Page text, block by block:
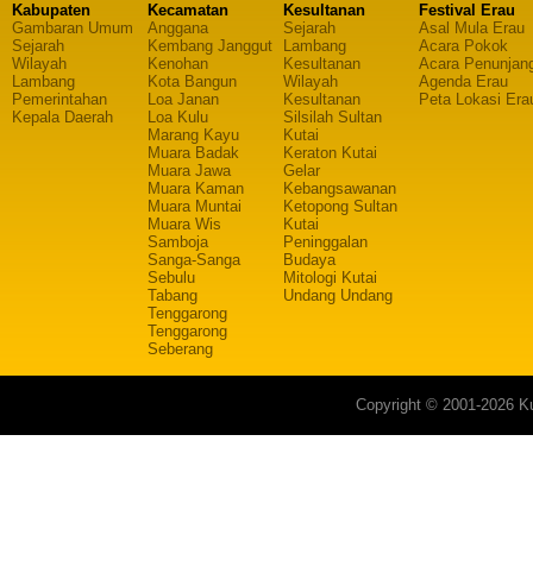
Kabupaten
Gambaran Umum
Sejarah
Wilayah
Lambang
Pemerintahan
Kepala Daerah
Kecamatan
Anggana
Kembang Janggut
Kenohan
Kota Bangun
Loa Janan
Loa Kulu
Marang Kayu
Muara Badak
Muara Jawa
Muara Kaman
Muara Muntai
Muara Wis
Samboja
Sanga-Sanga
Sebulu
Tabang
Tenggarong
Tenggarong
Seberang
Kesultanan
Sejarah
Lambang
Kesultanan
Wilayah
Kesultanan
Silsilah Sultan
Kutai
Keraton Kutai
Gelar
Kebangsawanan
Ketopong Sultan
Kutai
Peninggalan
Budaya
Mitologi Kutai
Undang Undang
Festival Erau
Asal Mula Erau
Acara Pokok
Acara
Agenda Erau
Peta Lokasi
Copyright © 2001-2026